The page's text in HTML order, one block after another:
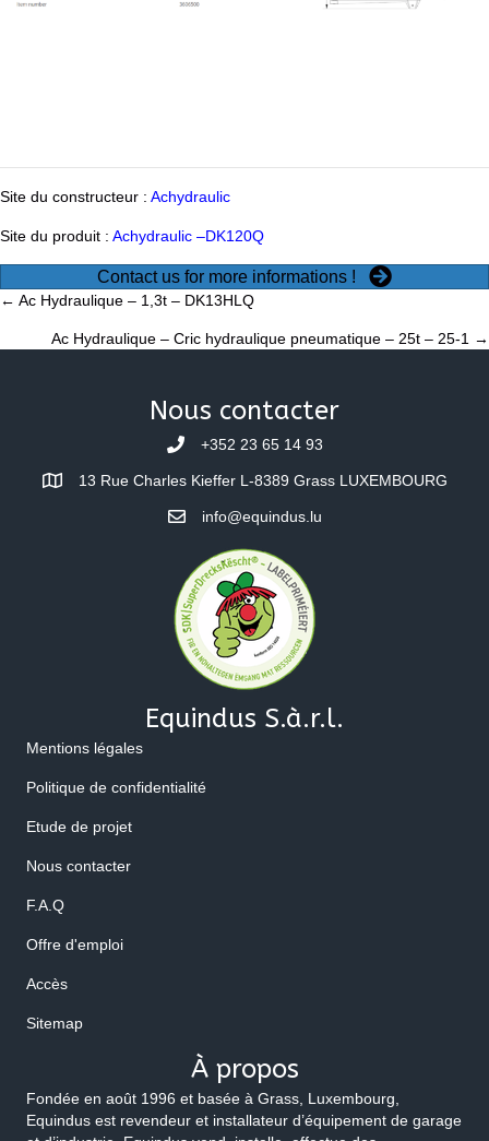
Site du constructeur : Achydraulic
Site du produit : Achydraulic –DK120Q
Contact us for more informations !
Posts
navigation
← Ac Hydraulique – 1,3t – DK13HLQ
Ac Hydraulique – Cric hydraulique pneumatique – 25t – 25-1 →
Nous contacter
+352 23 65 14 93
13 Rue Charles Kieffer L-8389 Grass LUXEMBOURG
info@equindus.lu
Equindus S.à.r.l.
Mentions légales
Politique de confidentialité
Etude de projet
Nous contacter
F.A.Q
Offre d'emploi
Accès
Sitemap
À propos
Fondée en août 1996 et basée à Grass, Luxembourg,
Equindus est revendeur et installateur d’équipement de garage